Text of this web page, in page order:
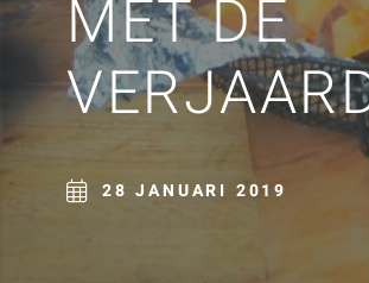
MET DE
28 JANUARI 2019